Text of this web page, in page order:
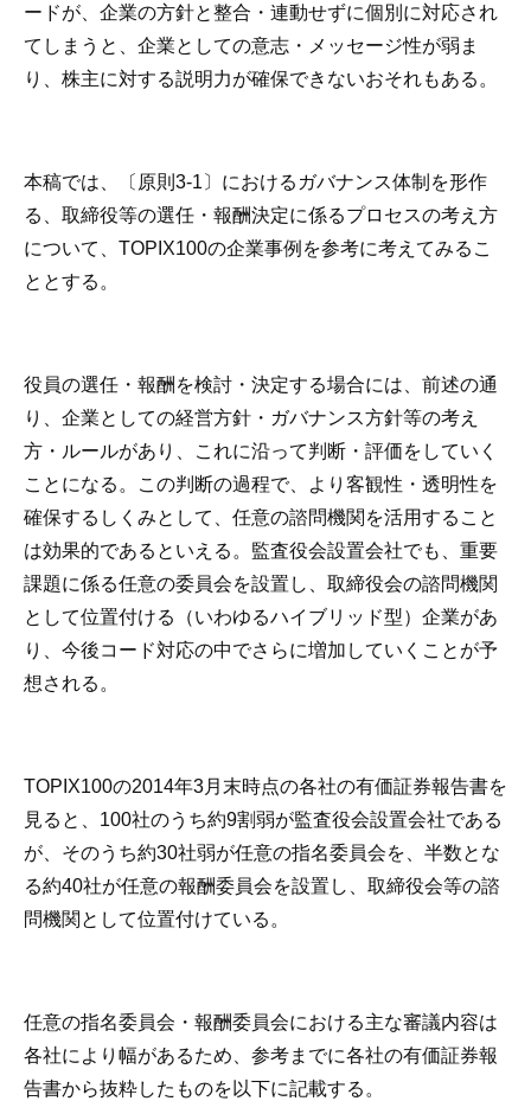
ードが、企業の方針と整合・連動せずに個別に対応され
てしまうと、企業としての意志・メッセージ性が弱ま
り、株主に対する説明力が確保できないおそれもある。
本稿では、〔原則3-1〕におけるガバナンス体制を形作
る、取締役等の選任・報酬決定に係るプロセスの考え方
について、TOPIX100の企業事例を参考に考えてみるこ
ととする。
役員の選任・報酬を検討・決定する場合には、前述の通
り、企業としての経営方針・ガバナンス方針等の考え
方・ルールがあり、これに沿って判断・評価をしていく
ことになる。この判断の過程で、より客観性・透明性を
確保するしくみとして、任意の諮問機関を活用すること
は効果的であるといえる。監査役会設置会社でも、重要
課題に係る任意の委員会を設置し、取締役会の諮問機関
として位置付ける（いわゆるハイブリッド型）企業があ
り、今後コード対応の中でさらに増加していくことが予
想される。
TOPIX100の2014年3月末時点の各社の有価証券報告書を
見ると、100社のうち約9割弱が監査役会設置会社である
が、そのうち約30社弱が任意の指名委員会を、半数とな
る約40社が任意の報酬委員会を設置し、取締役会等の諮
問機関として位置付けている。
任意の指名委員会・報酬委員会における主な審議内容は
各社により幅があるため、参考までに各社の有価証券報
告書から抜粋したものを以下に記載する。